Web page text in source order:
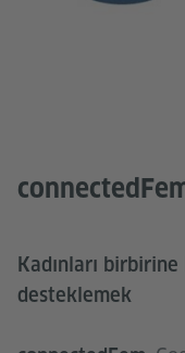
Kadınları
desteklemek